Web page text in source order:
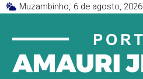
Muzambinho, 6 de agosto, 2026